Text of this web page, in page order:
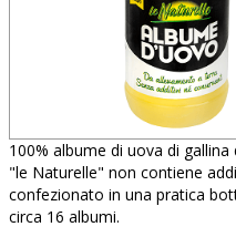
100% albume di uova di
"le Naturelle" non contiene
confezionato in una pratica
circa 16 albumi.